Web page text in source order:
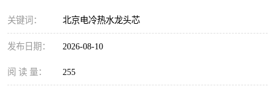
关键词： 北京电冷热水龙头芯
发布日期： 2026-08-10
阅 读 量： 255